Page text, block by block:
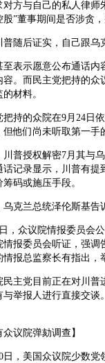
对方与自己的私人律师
股”董事期间是否涉贪
普随后证实，自己跟乌
至表示愿意公布通话
容。而民主党把持的众
材料。
把持的众院在9月24日
但他们尚未听取第一手
川普授权解密7月其与
话记录显示，川普有提
码或施压手段。
乌克兰总统泽伦斯基告
，众议院情报委员会
情报委员会听证，强调
情报总监察长有指出，
民主党目前正在对川普
与举报人进行直接交
众议院弹劾调查】
日，美国众议院少数